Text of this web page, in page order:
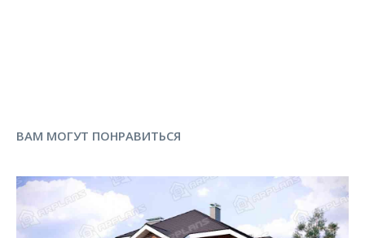
ВАМ МОГУТ ПОНРАВИТЬСЯ